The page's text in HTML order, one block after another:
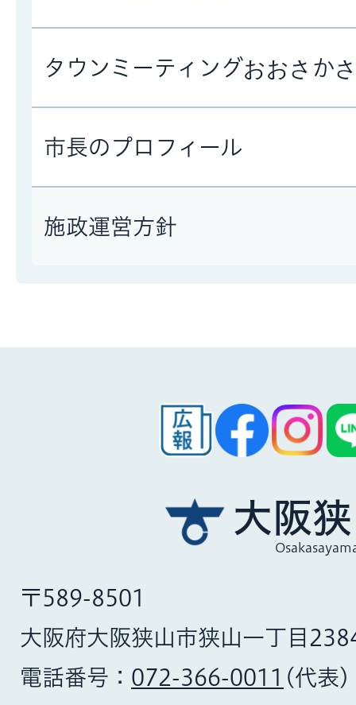
タウンミーティングおおさか
市長のプロフィール
施政運営方針
大阪
〒589-8501
大阪府大阪狭山市狭山一丁目
電話番号： 072-366-0011 (代表)